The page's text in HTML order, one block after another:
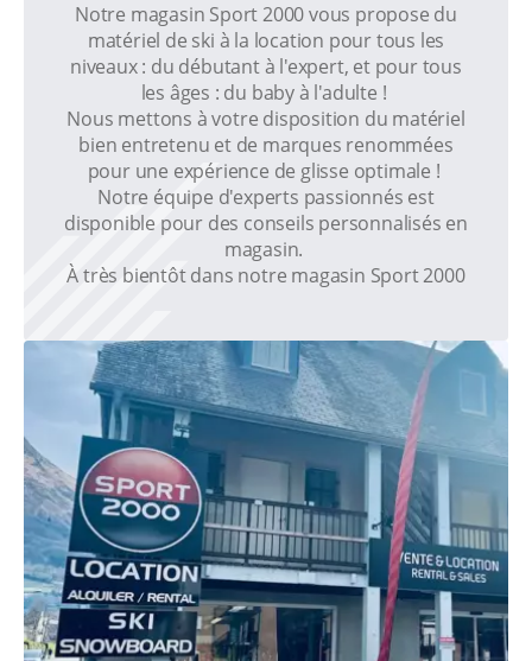
Notre magasin Sport 2000 vous propose du
matériel de ski à la location pour tous les
niveaux : du débutant à l'expert, et pour tous
les âges : du baby à l'adulte !
Nous mettons à votre disposition du matériel
bien entretenu et de marques renommées
pour une expérience de glisse optimale !
Notre équipe d'experts passionnés est
disponible pour des conseils personnalisés en
magasin.
À très bientôt dans notre magasin Sport 2000